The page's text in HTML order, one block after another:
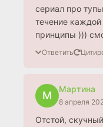
сериал про
течение
принципы )))
Ответить
М
Мартина
8 апреля
Отстой,